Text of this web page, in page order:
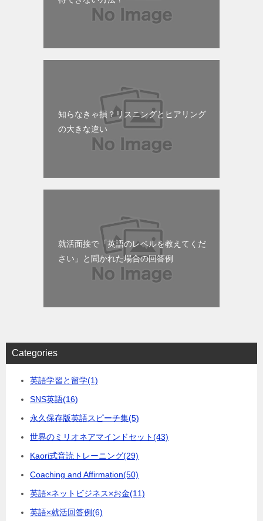
知らなきゃ損？リスニングとヒアリング
の大きな違い
就活面接で「英語のレベルを教えてくだ
さい」と聞かれた場合の回答例
Categories
英語学習と留学(1)
SNS英語(16)
永久保存版英語スピーチ集(5)
世界のミリオネアマインドセット(43)
Kaori式音読トレーニング(29)
Coaching and Affirmation(50)
英語×ネットビジネス×お金(11)
英語×就活回答例(6)